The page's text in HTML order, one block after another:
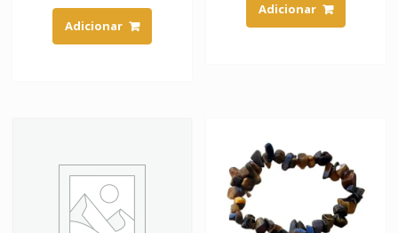
Adicionar
Adicionar